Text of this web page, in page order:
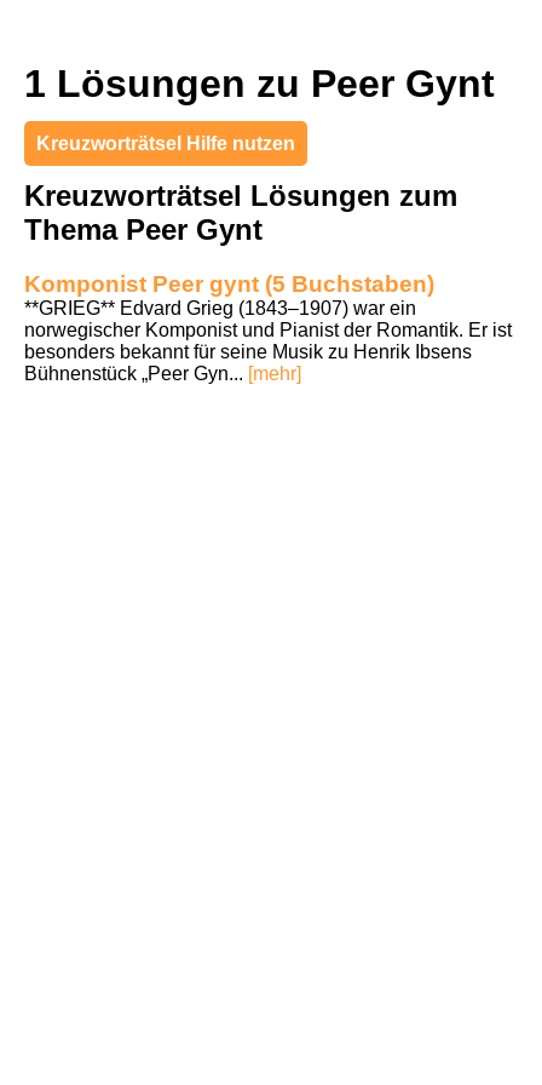
1 Lösungen zu Peer Gynt
Kreuzworträtsel Hilfe nutzen
Kreuzworträtsel Lösungen zum
Thema Peer Gynt
Komponist Peer gynt (5 Buchstaben)
**GRIEG** Edvard Grieg (1843–1907) war ein
norwegischer Komponist und Pianist der Romantik. Er ist
besonders bekannt für seine Musik zu Henrik Ibsens
Bühnenstück „Peer Gyn... [mehr]